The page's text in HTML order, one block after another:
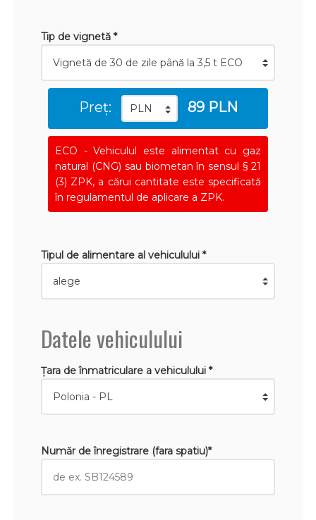
Tip de vignetă *
Preț: 89 PLN
ECO - Vehiculul este alimentat cu gaz
natural (CNG) sau biometan în sensul § 21
(3) ZPK, a cărui cantitate este specificată
în regulamentul de aplicare a ZPK.
Tipul de alimentare al vehiculului *
Datele vehiculului
Țara de înmatriculare a vehiculului *
Număr de înregistrare (fara spatiu)*